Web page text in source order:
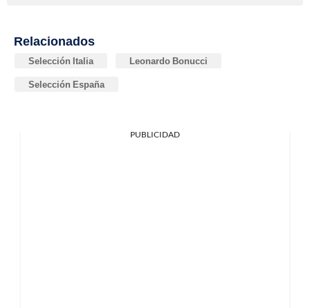
Relacionados
Selección Italia Leonardo Bonucci
Selección España
PUBLICIDAD